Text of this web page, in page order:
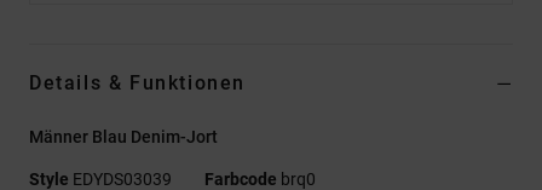
Details & Funktionen
Männer Blau Denim-Jort
Style EDYDS03039 Farbcode brq0